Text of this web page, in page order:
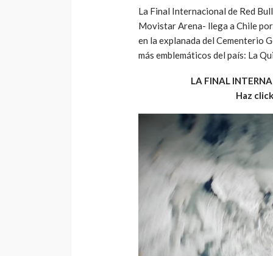
La Final Internacional de Red
Movistar Arena- llega a Chile
en la explanada del Cementerio
más emblemáticos del país: La
LA FINAL
Haz